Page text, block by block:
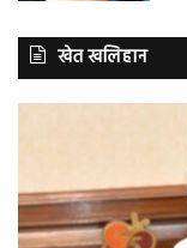
खेत खलिहान